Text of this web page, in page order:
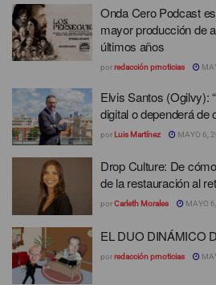
Onda Cero Podcast
mayor producción de
últimos años
porredacción prnoticias
Elvis Santos (Ogilvy):
digital o dependerá de
por Luis Martínez MAYO 6,
Drop Culture: De
de la restauración al
porCarleth Morales MAYO
EL DUO DINÁMICO
porredacción prnoticias